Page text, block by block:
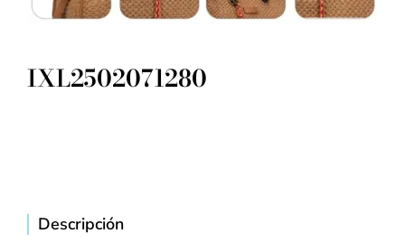
IXL2502071280
Descripción